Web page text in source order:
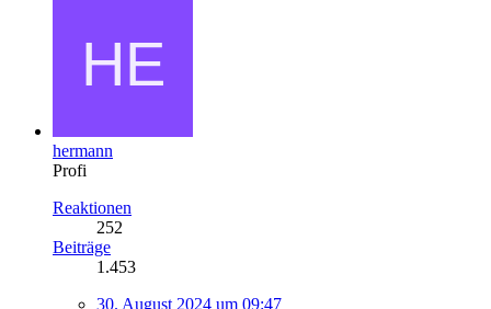
hermann
Profi
Reaktionen
252
Beiträge
1.453
30. August 2024 um 09:47